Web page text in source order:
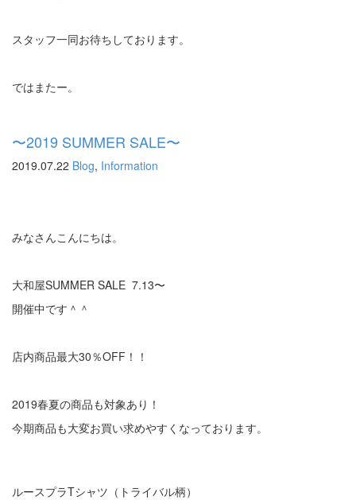
スタッフ一同お待ちしております。
ではまたー。
〜2019 SUMMER SALE〜
2019.07.22 Blog, Information
みなさんこんにちは。
大和屋SUMMER SALE 7.13〜
開催中です＾＾
店内商品最大30％OFF！！
2019春夏の商品も対象あり！
今期商品も大変お買い求めやすくなっております。
ルースプラTシャツ（トライバル柄）